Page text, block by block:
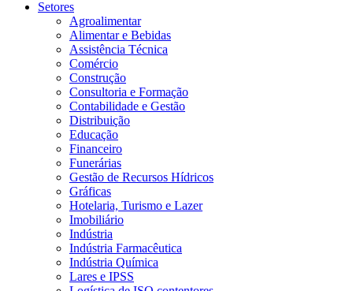
Setores
Agroalimentar
Alimentar e Bebidas
Assistência Técnica
Comércio
Construção
Consultoria e Formação
Contabilidade e Gestão
Distribuição
Educação
Financeiro
Funerárias
Gestão de Recursos Hídricos
Gráficas
Hotelaria, Turismo e Lazer
Imobiliário
Indústria
Indústria Farmacêutica
Indústria Química
Lares e IPSS